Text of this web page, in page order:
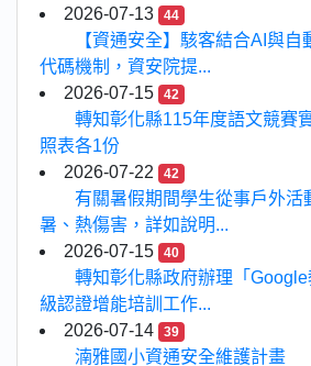
2026-07-13
44
【資通安全】駭客結合AI與
代碼機制，資安院提...
2026-07-15
42
轉知彰化縣115年度語文競賽
照表各1份
2026-07-22
42
有關暑假期間學生從事戶外活
暑、熱傷害，詳如說明...
2026-07-15
40
轉知彰化縣政府辦理「
級認證增能培訓工作...
2026-07-14
39
湳雅國小資通安全維護計畫